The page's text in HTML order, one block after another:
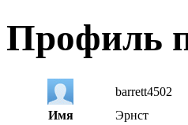
Профиль
barrett4502
Имя
Эрнст